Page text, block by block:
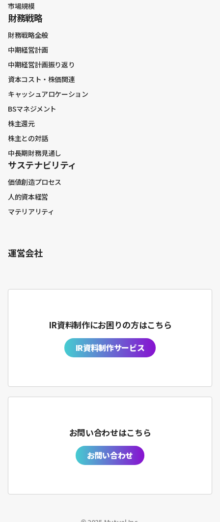
市場規模
財務戦略
財務戦略全般
中期経営計画
中期経営計画振り返り
資本コスト・株価関連
キャッシュアロケーション
BSマネジメント
株主還元
株主との対話
中長期財務見通し
サステナビリティ
価値創造プロセス
人的資本経営
マテリアリティ
運営会社
IR資料制作にお困りの方はこちら
IR資料制作サービス
お問い合わせはこちら
お問い合わせ